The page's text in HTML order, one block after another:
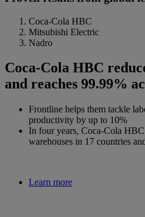
Coca-Cola HBC
Mitsubishi Electric
Nadro
Coca-Cola HBC
and reaches 99.99%
Frontline helps them tackle
productivity by up to 10%
In four years, Coca-Cola
warehouses in 17 countries
Learn more